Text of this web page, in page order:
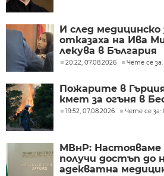
И след
отказаха на Ива
лекува в България
20:22, 07.08.2026 Чете се
Пожарите в
кмет за огъня в
19:52, 07.08.2026 Чете се за:
МВнР: Настояваме
получи достъп до
адекватна